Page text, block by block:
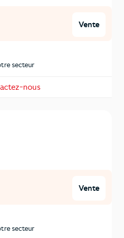
Vente
secteur
nous
Vente
secteur